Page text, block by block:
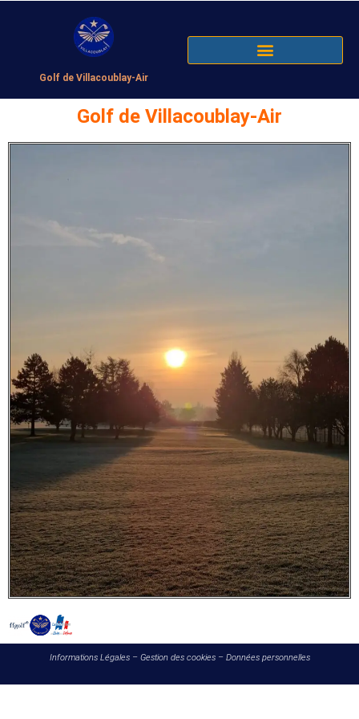
Golf de Villacoublay-Air
Golf de Villacoublay-Air
Informations Légales– Gestion des cookies– Données personnelles